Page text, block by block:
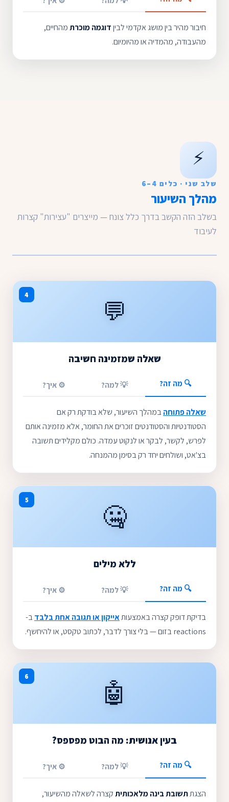
חיבור מהיר בין מושג אקדמי לביןדוגמה מוכרתמהחיים,
מהעבודה, מהמדיה או מהיומיום.
⚡
שלב שני · כלים 4–6
מהלך השיעור
בשלב הזה הקשב בדרך כלל צונח — מייצרים "עצירות" קצרות
לעיבוד
4
💬
שאלה שמזמינה חשיבה
🔍 מה זה? 💡 למה? ⚙️ איך?
שאלה פתוחהבמהלך השיעור, שלא בודקת רק אם
הסטודנטיות והסטודנטים זוכרים את החומר, אלא מזמינה אותם
לפרש, לקשר, לבקר או לנקוט עמדה. כולם מקלידים תשובה
בצ'אט, ושולחים יחד רק בסימן מהמנחה.
5
🤐
ללא מילים
🔍 מה זה? 💡 למה? ⚙️ איך?
בדיקת דופק קצרה באמצעותאייקון או תגובה אחת בלבדב-
reactions בזום — בלי צורך לדבר, לכתוב טקסט, או להיחשף.
6
🤖
בעין אנושית: מה הבוט מפספס?
🔍 מה זה? 💡 למה? ⚙️ איך?
הצגתתשובת בינה מלאכותיתקצרה לשאלה מהשיעור,